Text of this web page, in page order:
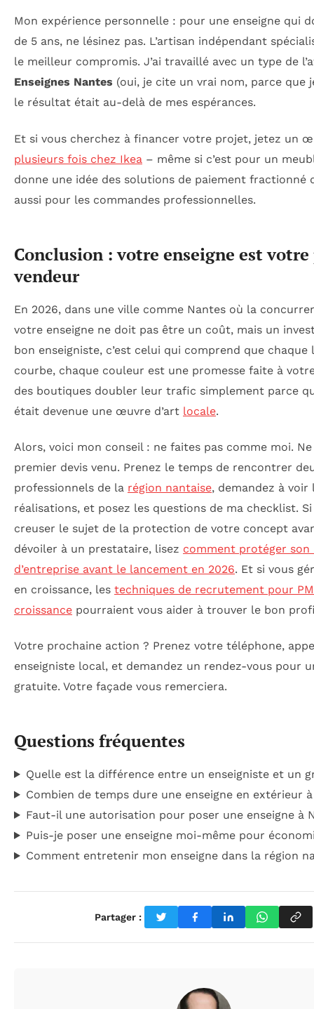
Mon expérience personnelle : pour une enseigne qui
de 5 ans, ne lésinez pas. L’artisan indépendant
le meilleur compromis. J’ai travaillé avec un type de
Enseignes Nantes (oui, je cite un vrai nom, parce que
le résultat était au-delà de mes espérances.
Et si vous cherchez à financer votre projet, jetez un
plusieurs fois chez Ikea – même si c’est pour un
donne une idée des solutions de paiement fractionné
aussi pour les commandes professionnelles.
Conclusion : votre enseigne est
vendeur
En 2026, dans une ville comme Nantes où la
votre enseigne ne doit pas être un coût, mais un
bon enseigniste, c’est celui qui comprend que chaque
courbe, chaque couleur est une promesse faite à
des boutiques doubler leur trafic simplement parce
était devenue une œuvre d’art locale.
Alors, voici mon conseil : ne faites pas comme moi.
premier devis venu. Prenez le temps de rencontrer
professionnels de la région nantaise, demandez à voir
réalisations, et posez les questions de ma checklist.
creuser le sujet de la protection de votre concept
dévoiler à un prestataire, lisez comment protéger son
d’entreprise avant le lancement en 2026. Et si vous
en croissance, les techniques de recrutement pour
croissance pourraient vous aider à trouver le bon
Votre prochaine action ? Prenez votre téléphone,
enseigniste local, et demandez un rendez-vous pour
gratuite. Votre façade vous remerciera.
Questions fréquentes
Quelle est la différence entre un enseigniste et un
Combien de temps dure une enseigne en extérieur
Faut-il une autorisation pour poser une enseigne à
Puis-je poser une enseigne moi-même pour
Comment entretenir mon enseigne dans la région
Partager :